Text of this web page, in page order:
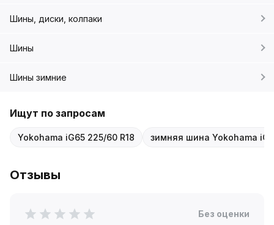
Шины, диски, колпаки
Шины
Шины зимние
Ищут по запросам
Yokohama iG65 225/60 R18 зимняя шина Yokohama
Отзывы
Без оценки